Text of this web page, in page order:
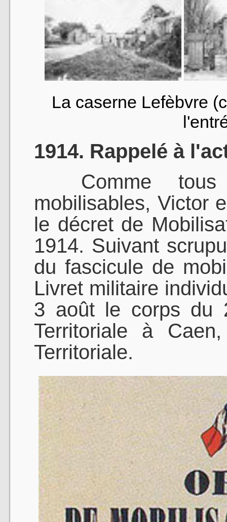
La caserne Lefèbvre
1914. Rappelé à
Comme tous
mobilisables, Victor
le décret de
1914. Suivant
du fascicule de
Livret militaire
3 août le corps du
Territoriale à
Territoriale.